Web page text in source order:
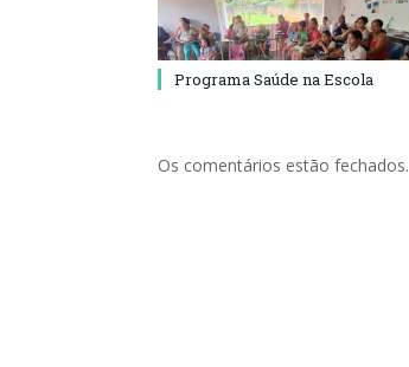
Programa Saúde na Escola
Os comentários estão fechados.